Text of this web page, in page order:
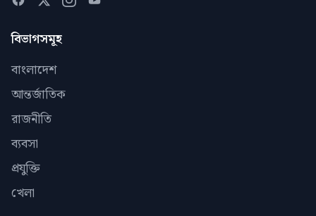
বিভাগসমূহ
বাংলাদেশ
আন্তর্জাতিক
রাজনীতি
ব্যবসা
প্রযুক্তি
খেলা